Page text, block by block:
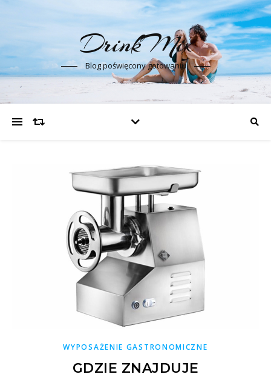
DrinkMix
Blog poświęcony gotowaniu
WYPOSAŻENIE GASTRONOMICZNE
GDZIE ZNAJDUJE